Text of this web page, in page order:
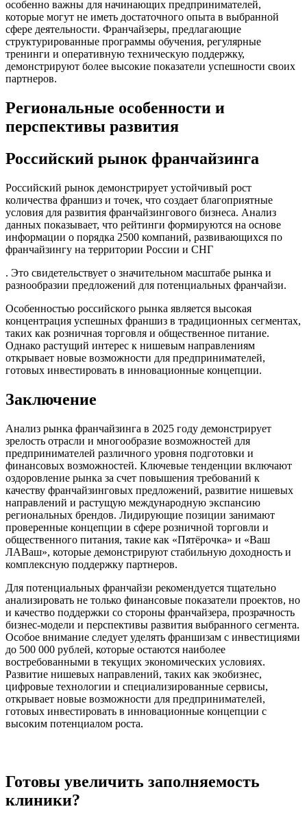
особенно важны для начинающих предпринимателей,
которые могут не иметь достаточного опыта в выбранной
сфере деятельности. Франчайзеры, предлагающие
структурированные программы обучения, регулярные
тренинги и оперативную техническую поддержку,
демонстрируют более высокие показатели успешности своих
партнеров.
Региональные особенности и
перспективы развития
Российский рынок франчайзинга
Российский рынок демонстрирует устойчивый рост
количества франшиз и точек, что создает благоприятные
условия для развития франчайзингового бизнеса. Анализ
данных показывает, что рейтинги формируются на основе
информации о порядка 2500 компаний, развивающихся по
франчайзингу на территории России и СНГ
. Это свидетельствует о значительном масштабе рынка и
разнообразии предложений для потенциальных франчайзи.
Особенностью российского рынка является высокая
концентрация успешных франшиз в традиционных сегментах,
таких как розничная торговля и общественное питание.
Однако растущий интерес к нишевым направлениям
открывает новые возможности для предпринимателей,
готовых инвестировать в инновационные концепции.
Заключение
Анализ рынка франчайзинга в 2025 году демонстрирует
зрелость отрасли и многообразие возможностей для
предпринимателей различного уровня подготовки и
финансовых возможностей. Ключевые тенденции включают
оздоровление рынка за счет повышения требований к
качеству франчайзинговых предложений, развитие нишевых
направлений и растущую международную экспансию
региональных брендов. Лидирующие позиции занимают
проверенные концепции в сфере розничной торговли и
общественного питания, такие как «Пятёрочка» и «Ваш
ЛАВаш», которые демонстрируют стабильную доходность и
комплексную поддержку партнеров.
Для потенциальных франчайзи рекомендуется тщательно
анализировать не только финансовые показатели проектов, но
и качество поддержки со стороны франчайзера, прозрачность
бизнес-модели и перспективы развития выбранного сегмента.
Особое внимание следует уделять франшизам с инвестициями
до 500 000 рублей, которые остаются наиболее
востребованными в текущих экономических условиях.
Развитие нишевых направлений, таких как экобизнес,
цифровые технологии и специализированные сервисы,
открывает новые возможности для предпринимателей,
готовых инвестировать в инновационные концепции с
высоким потенциалом роста.
Готовы увеличить заполняемость
клиники?